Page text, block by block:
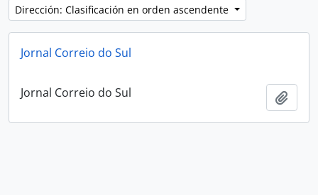
Dirección: Clasificación en orden ascendente
Jornal Correio do Sul
Jornal Correio do Sul